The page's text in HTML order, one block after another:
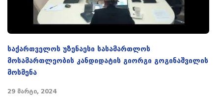
საქართველოს უზენაესი სასამართლოს
მოსამართლეობის კანდიდატის გიორგი გოგინაშვილის
მოსმენა
29 მარტი, 2024